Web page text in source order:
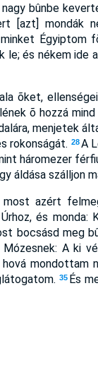
bûnbe
[azt] mondák
Égyiptom
le; és nékem ide
õket,
õ hozzá mind
menjetek
rokonságát. 28A
háromezer
áldása szálljon
azért
és monda:
bocsásd meg
Mózesnek: A ki
mondottam
35 És